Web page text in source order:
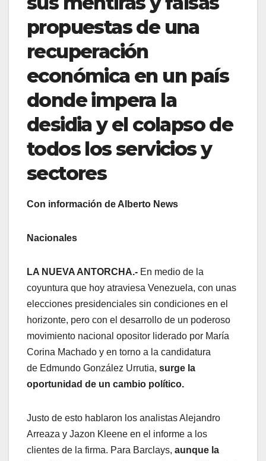
propuestas de una
recuperación
económica en un país
donde impera la
desidia y el colapso de
todos los servicios y
sectores
Con información de Alberto News
Nacionales
LA NUEVA ANTORCHA.- En medio de la
coyuntura que hoy atraviesa Venezuela, con unas
elecciones presidenciales sin condiciones en el
horizonte, pero con el desarrollo de un poderoso
movimiento nacional opositor liderado por María
Corina Machado y en torno a la candidatura
de Edmundo González Urrutia, surge la
oportunidad de un cambio político.
Justo de esto hablaron los analistas Alejandro
Arreaza y Jazon Kleene en el informe a los
clientes de la firma. Para Barclays, aunque la